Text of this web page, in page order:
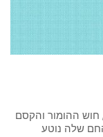
חוש ההומור והקסם
שלה נוטע